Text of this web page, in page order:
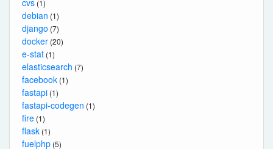
(1)
debian (1)
django (7)
docker (20)
e-stat (1)
elasticsearch (7)
facebook (1)
fastapi (1)
fastapi-codegen (1)
fire (1)
flask (1)
fuelphp (5)